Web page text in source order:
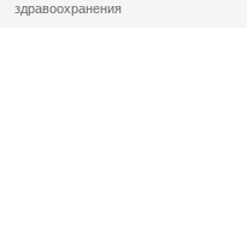
здравоохранения